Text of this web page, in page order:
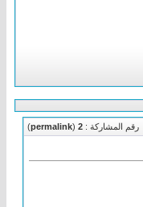
رقم المشاركة : 2
(
permalink
)